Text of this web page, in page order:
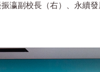
瀛副校長（右）、永續